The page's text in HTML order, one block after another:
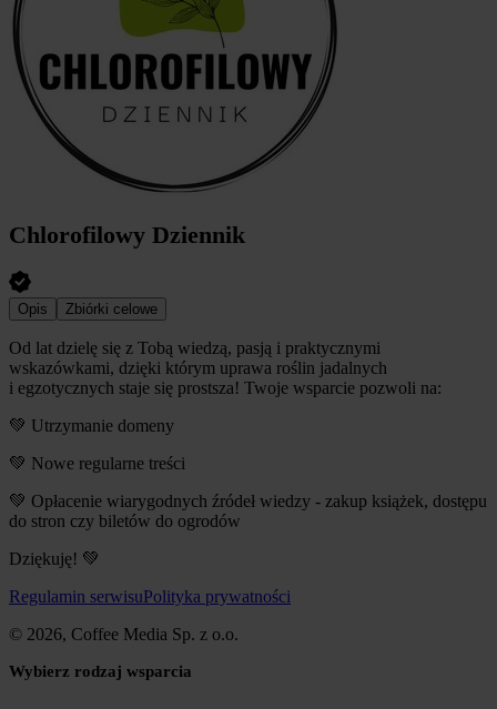
Chlorofilowy Dziennik
Opis Zbiórki celowe
Od lat dzielę się z Tobą wiedzą, pasją i praktycznymi
wskazówkami, dzięki którym uprawa roślin jadalnych
i egzotycznych staje się prostsza! Twoje wsparcie pozwoli na:
💚 Utrzymanie domeny
💚 Nowe regularne treści
💚 Opłacenie wiarygodnych źródeł wiedzy - zakup książek, dostępu
do stron czy biletów do ogrodów
Dziękuję! 💚
Regulamin serwisuPolityka prywatności
© 2026, Coffee Media Sp. z o.o.
Wybierz rodzaj wsparcia